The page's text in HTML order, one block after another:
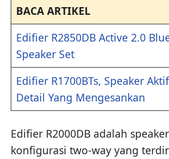
BACA ARTIKEL
Edifier R2850DB Active 2.0
Speaker Set
Edifier R1700BTs, Speaker
Detail Yang Mengesankan
Edifier R2000DB adalah
konfigurasi two-way yang